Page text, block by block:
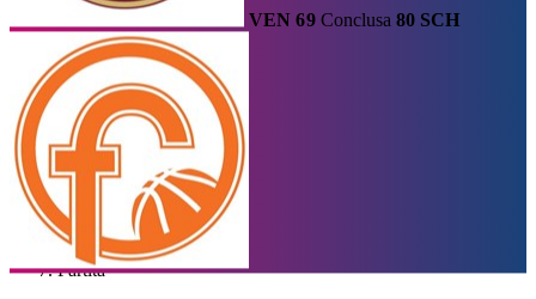
Calendario Risultati e Classifica
Migliori
Tabellone
Formula
Home
Serie A1
/
17° Giornata
Partita
VEN 69 Conclusa 80 SCH